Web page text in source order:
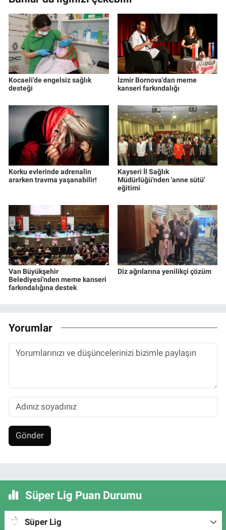
Kocaeli'de engelsiz sağlık
desteği
İzmir Bornova'dan meme
kanseri farkındalığı
Korku evlerinde adrenalin
ararken travma yaşanabilir!
Kayseri İl Sağlık
Müdürlüğü'nden 'anne sütü'
eğitimi
Van Büyükşehir
Belediyesi'nden meme kanseri
farkındalığına destek
Diz ağrılarına yenilikçi çözüm
Yorumlar
Gönder
Süper Lig Puan Durumu
Süper Lig